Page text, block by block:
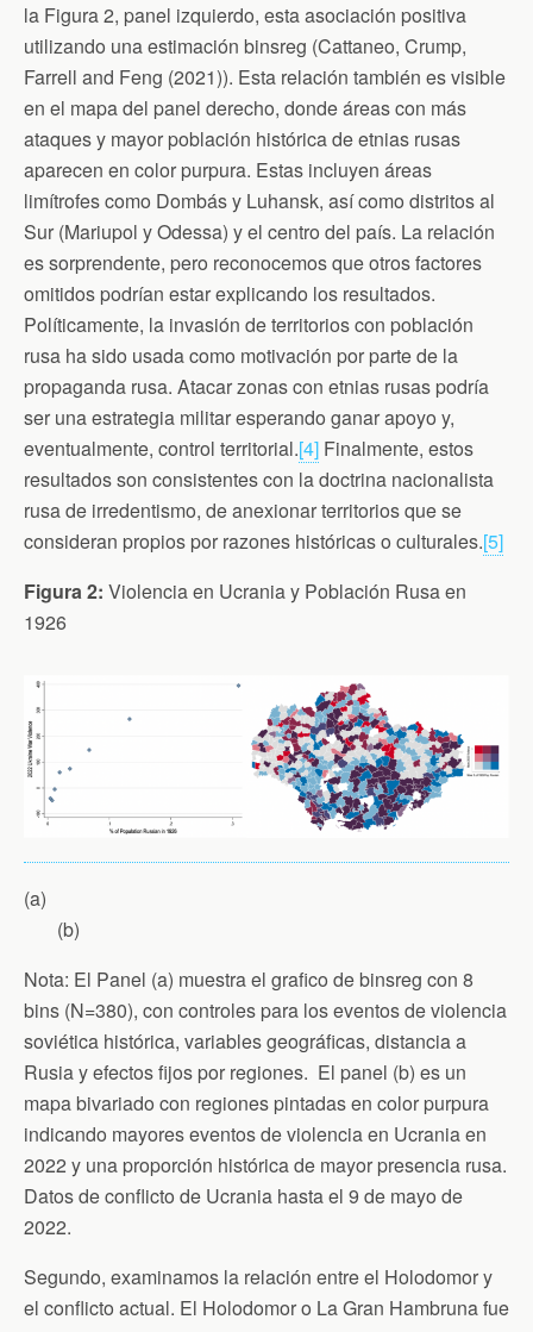
la Figura 2, panel izquierdo, esta asociación positiva
utilizando una estimación binsreg (Cattaneo, Crump,
Farrell and Feng (2021)). Esta relación también es visible
en el mapa del panel derecho, donde áreas con más
ataques y mayor población histórica de etnias rusas
aparecen en color purpura. Estas incluyen áreas
limítrofes como Dombás y Luhansk, así como distritos al
Sur (Mariupol y Odessa) y el centro del país. La relación
es sorprendente, pero reconocemos que otros factores
omitidos podrían estar explicando los resultados.
Políticamente, la invasión de territorios con población
rusa ha sido usada como motivación por parte de la
propaganda rusa. Atacar zonas con etnias rusas podría
ser una estrategia militar esperando ganar apoyo y,
eventualmente, control territorial.[4] Finalmente, estos
resultados son consistentes con la doctrina nacionalista
rusa de irredentismo, de anexionar territorios que se
consideran propios por razones históricas o culturales.[5]
Figura 2: Violencia en Ucrania y Población Rusa en
1926
(a)
(b)
Nota: El Panel (a) muestra el grafico de binsreg con 8
bins (N=380), con controles para los eventos de violencia
soviética histórica, variables geográficas, distancia a
Rusia y efectos fijos por regiones. El panel (b) es un
mapa bivariado con regiones pintadas en color purpura
indicando mayores eventos de violencia en Ucrania en
2022 y una proporción histórica de mayor presencia rusa.
Datos de conflicto de Ucrania hasta el 9 de mayo de
2022.
Segundo, examinamos la relación entre el Holodomor y
el conflicto actual. El Holodomor o La Gran Hambruna fue